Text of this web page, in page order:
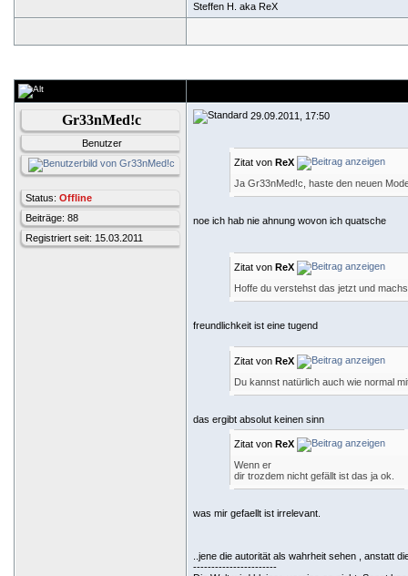
Steffen H. aka ReX
Gr33nMed!c
Benutzer
Status: Offline
Beiträge: 88
Registriert seit: 15.03.2011
29.09.2011, 17:50
Zitat von ReX
Ja Gr33nMed!c, haste den neuen
noe ich hab nie ahnung wovon ich quatsche
Zitat von ReX
Hoffe du verstehst das jetzt und
freundlichkeit ist eine tugend
Zitat von ReX
Du kannst natürlich auch wie normal
das ergibt absolut keinen sinn
Zitat von ReX
Wenn er
dir trozdem nicht gefällt ist das ja ok.
was mir gefaellt ist irrelevant.
..jene die autorität als wahrheit sehen , anstatt
-----------------------